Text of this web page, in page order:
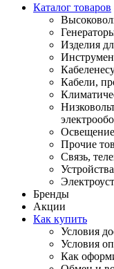
Каталог товаров
Изделия
Кабели,
Освещение
Прочие
Связь,
Бренды
Акции
Как купить
Условия
Условия
Как